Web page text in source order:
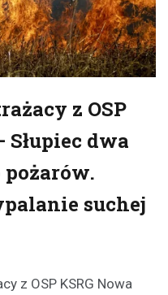
z OSP
Słupiec dwa
suchej
z OSP KSRG Nowa